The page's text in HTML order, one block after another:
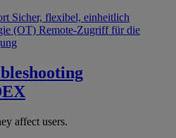
Sicher, flexibel, einheitlich
(OT) Remote-Zugriff für die
affect users.